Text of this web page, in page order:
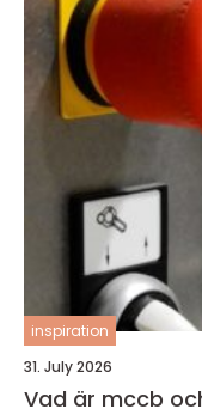
inspiration
31. July 2026
Vad är mccb